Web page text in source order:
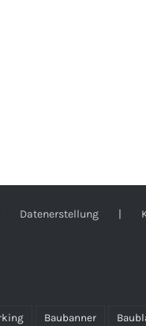
Datenerstellung
Baubanner